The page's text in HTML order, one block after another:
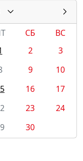
СБ
ВС
2
3
9
10
16
17
23
24
30